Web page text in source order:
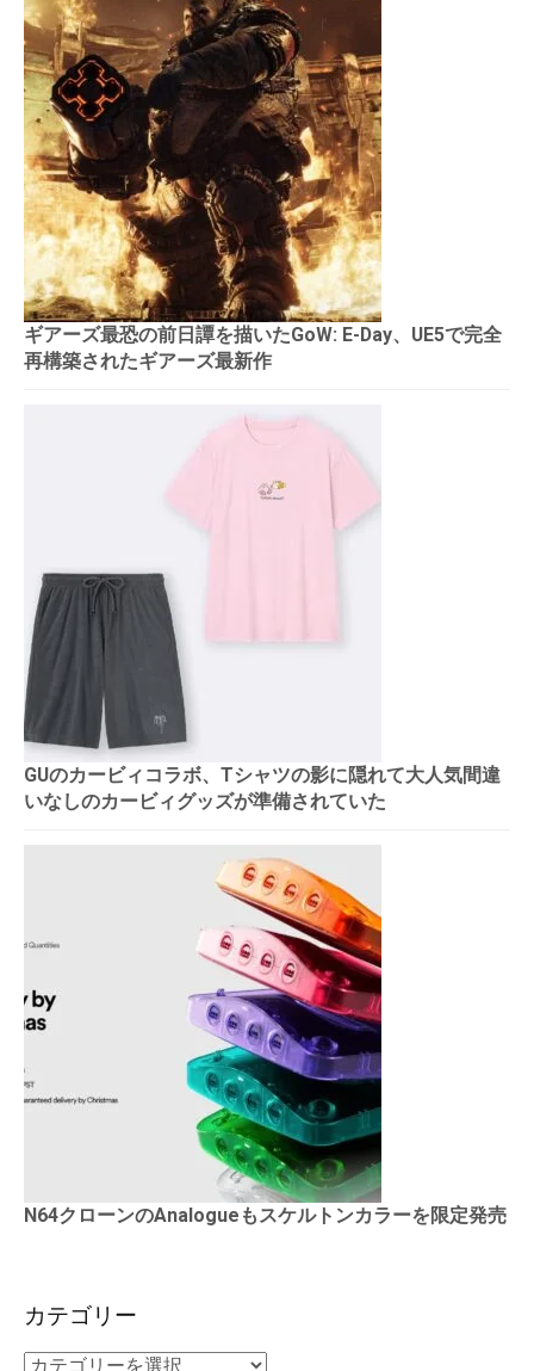
ギアーズ最恐の前日譚を描いたGoW: E-Day、UE5で完全
再構築されたギアーズ最新作
GUのカービィコラボ、Tシャツの影に隠れて大人気間違
いなしのカービィグッズが準備されていた
N64クローンのAnalogueもスケルトンカラーを限定発売
カテゴリー